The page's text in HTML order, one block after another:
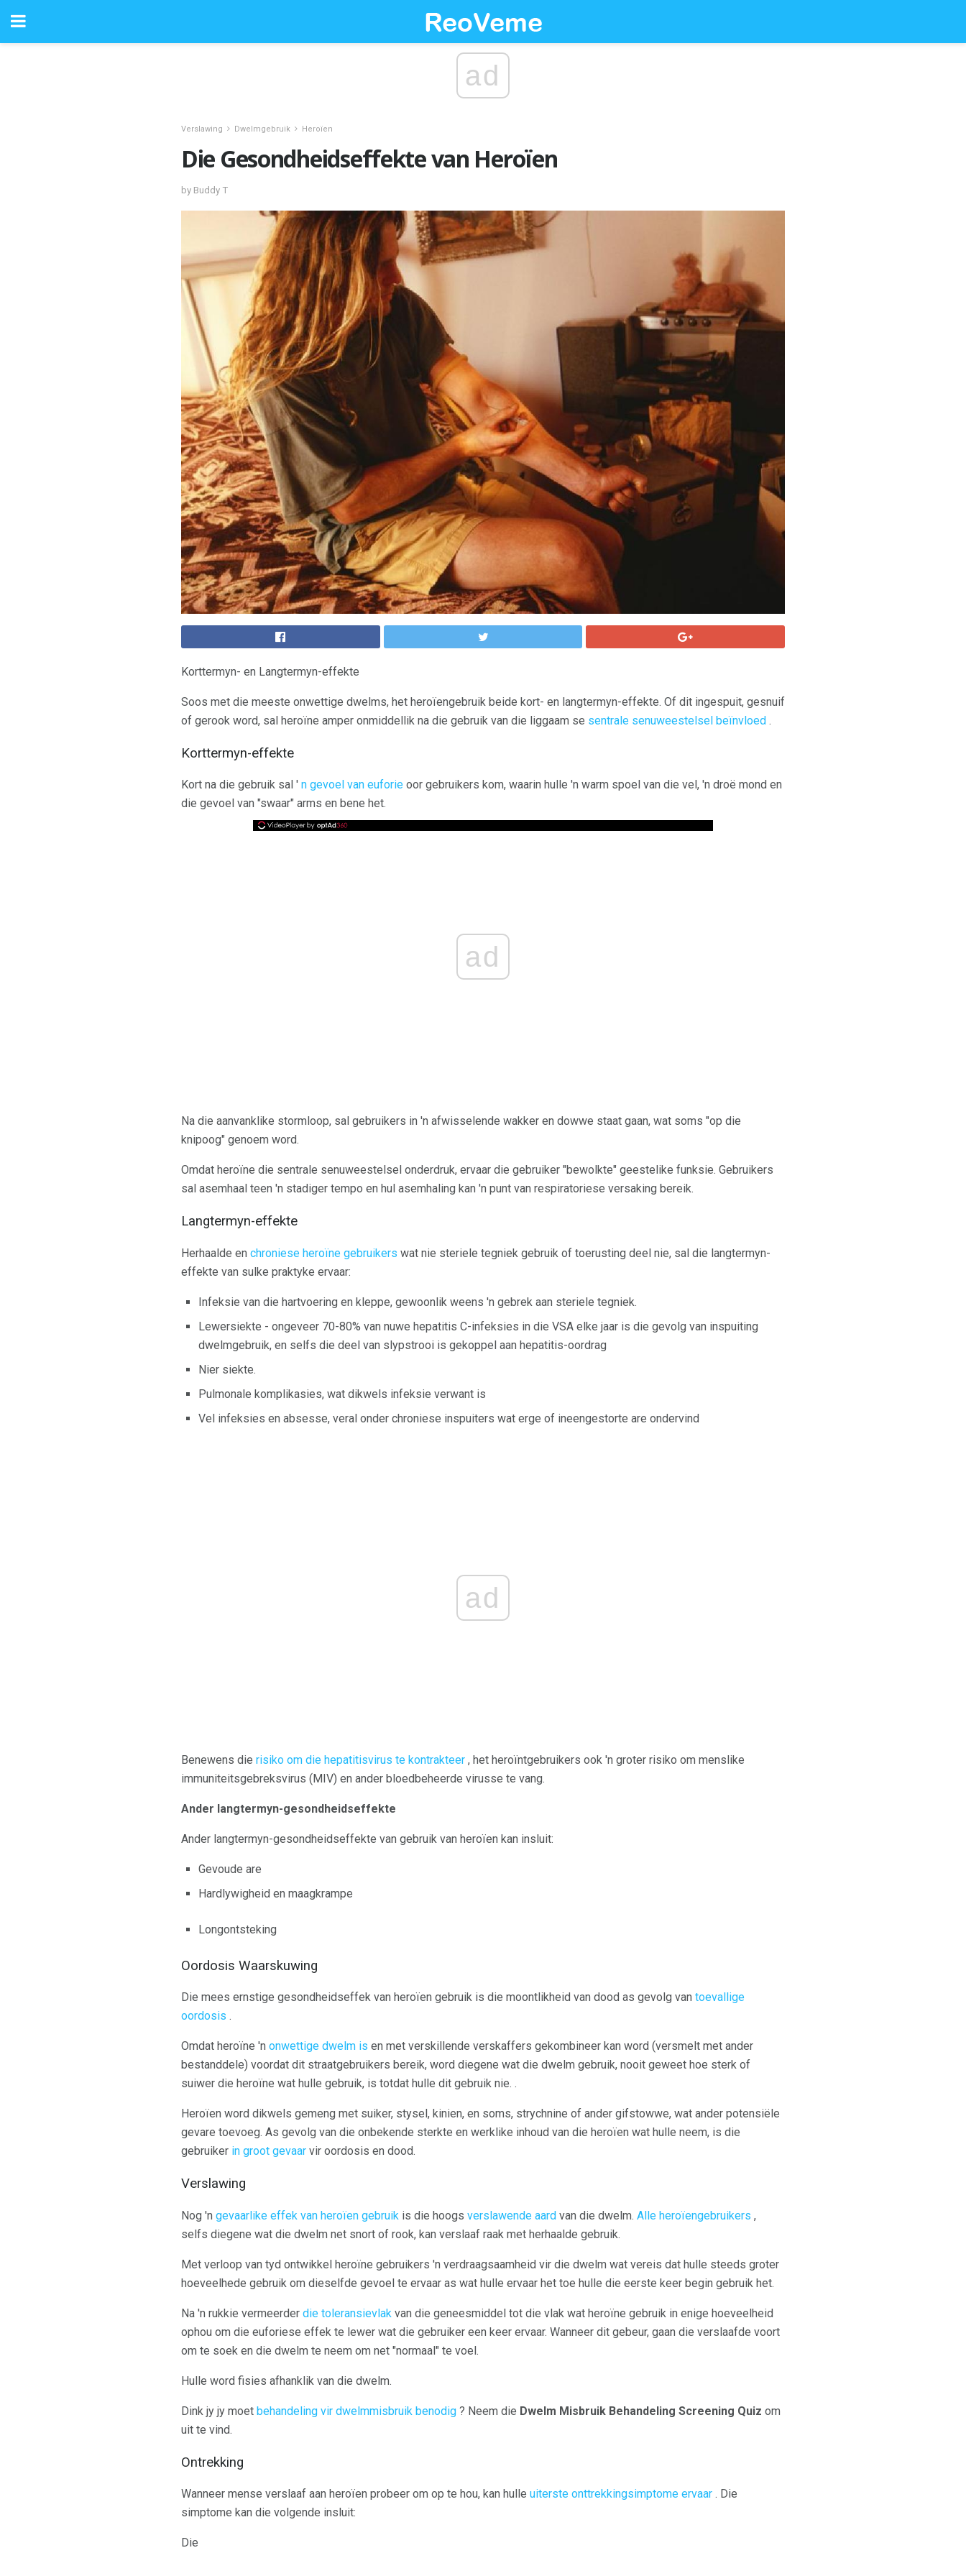
ad
Verslawing Dwelmgebruik Heroïen
Die Gesondheidseffekte van Heroïen
by Buddy T
Korttermyn- en Langtermyn-effekte
Soos met die meeste onwettige dwelms, het heroïengebruik beide kort- en langtermyn-effekte. Of dit ingespuit, gesnuif
of gerook word, sal heroïne amper onmiddellik na die gebruik van die liggaam se sentrale senuweestelsel beïnvloed .
Korttermyn-effekte
Kort na die gebruik sal ' n gevoel van euforie oor gebruikers kom, waarin hulle 'n warm spoel van die vel, 'n droë mond en
die gevoel van "swaar" arms en bene het.
ad
Na die aanvanklike stormloop, sal gebruikers in 'n afwisselende wakker en dowwe staat gaan, wat soms "op die
knipoog" genoem word.
Omdat heroïne die sentrale senuweestelsel onderdruk, ervaar die gebruiker "bewolkte" geestelike funksie. Gebruikers
sal asemhaal teen 'n stadiger tempo en hul asemhaling kan 'n punt van respiratoriese versaking bereik.
Langtermyn-effekte
Herhaalde en chroniese heroïne gebruikers wat nie steriele tegniek gebruik of toerusting deel nie, sal die langtermyn-
effekte van sulke praktyke ervaar:
Infeksie van die hartvoering en kleppe, gewoonlik weens 'n gebrek aan steriele tegniek.
Lewersiekte - ongeveer 70-80% van nuwe hepatitis C-infeksies in die VSA elke jaar is die gevolg van inspuiting
dwelmgebruik, en selfs die deel van slypstrooi is gekoppel aan hepatitis-oordrag
Nier siekte.
Pulmonale komplikasies, wat dikwels infeksie verwant is
Vel infeksies en absesse, veral onder chroniese inspuiters wat erge of ineengestorte are ondervind
ad
Benewens die risiko om die hepatitisvirus te kontrakteer , het heroïntgebruikers ook 'n groter risiko om menslike
immuniteitsgebreksvirus (MIV) en ander bloedbeheerde virusse te vang.
Ander langtermyn-gesondheidseffekte
Ander langtermyn-gesondheidseffekte van gebruik van heroïen kan insluit:
Gevoude are
Hardlywigheid en maagkrampe
Longontsteking
Oordosis Waarskuwing
Die mees ernstige gesondheidseffek van heroïen gebruik is die moontlikheid van dood as gevolg van toevallige
oordosis .
Omdat heroïne 'n onwettige dwelm is en met verskillende verskaffers gekombineer kan word (versmelt met ander
bestanddele) voordat dit straatgebruikers bereik, word diegene wat die dwelm gebruik, nooit geweet hoe sterk of
suiwer die heroïne wat hulle gebruik, is totdat hulle dit gebruik nie. .
Heroïen word dikwels gemeng met suiker, stysel, kinien, en soms, strychnine of ander gifstowwe, wat ander potensiële
gevare toevoeg. As gevolg van die onbekende sterkte en werklike inhoud van die heroïen wat hulle neem, is die
gebruiker in groot gevaar vir oordosis en dood.
Verslawing
Nog 'n gevaarlike effek van heroïen gebruik is die hoogs verslawende aard van die dwelm. Alle heroïengebruikers ,
selfs diegene wat die dwelm net snort of rook, kan verslaaf raak met herhaalde gebruik.
Met verloop van tyd ontwikkel heroïne gebruikers 'n verdraagsaamheid vir die dwelm wat vereis dat hulle steeds groter
hoeveelhede gebruik om dieselfde gevoel te ervaar as wat hulle ervaar het toe hulle die eerste keer begin gebruik het.
Na 'n rukkie vermeerder die toleransievlak van die geneesmiddel tot die vlak wat heroïne gebruik in enige hoeveelheid
ophou om die euforiese effek te lewer wat die gebruiker een keer ervaar. Wanneer dit gebeur, gaan die verslaafde voort
om te soek en die dwelm te neem om net "normaal" te voel.
Hulle word fisies afhanklik van die dwelm.
Dink jy jy moet behandeling vir dwelmmisbruik benodig ? Neem die Dwelm Misbruik Behandeling Screening Quiz om
uit te vind.
Ontrekking
Wanneer mense verslaaf aan heroïen probeer om op te hou, kan hulle uiterste onttrekkingsimptome ervaar . Die
simptome kan die volgende insluit:
Die